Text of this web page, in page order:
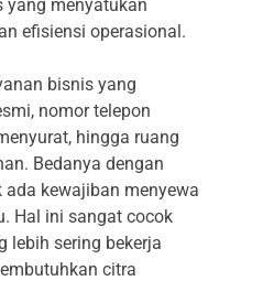
yang menyatukan
efisiensi operasional.
bisnis yang
nomor telepon
hingga ruang
Bedanya dengan
kewajiban menyewa
Hal ini sangat cocok
lebih sering bekerja
citra